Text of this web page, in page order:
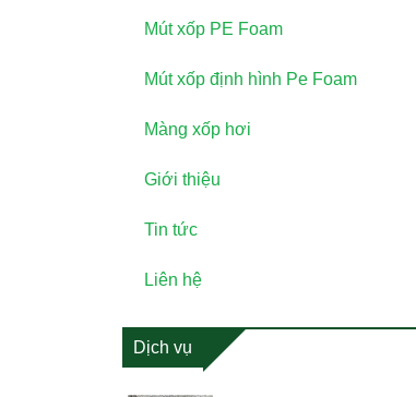
Mút xốp PE Foam
Mút xốp định hình Pe Foam
Màng xốp hơi
Giới thiệu
Tin tức
Liên hệ
Dịch vụ